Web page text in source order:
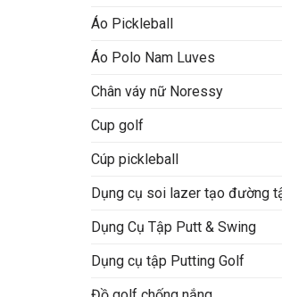
Áo Pickleball
Áo Polo Nam Luves
Chân váy nữ Noressy
Cup golf
Cúp pickleball
Dụng cụ soi lazer tạo đường
Dụng Cụ Tập Putt & Swing
Dụng cụ tập Putting Golf